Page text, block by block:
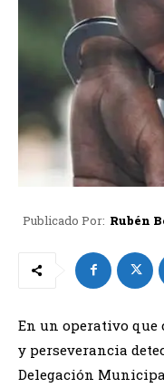
Publicado Por: Rubén
En un operativo que
y perseverancia
Delegación